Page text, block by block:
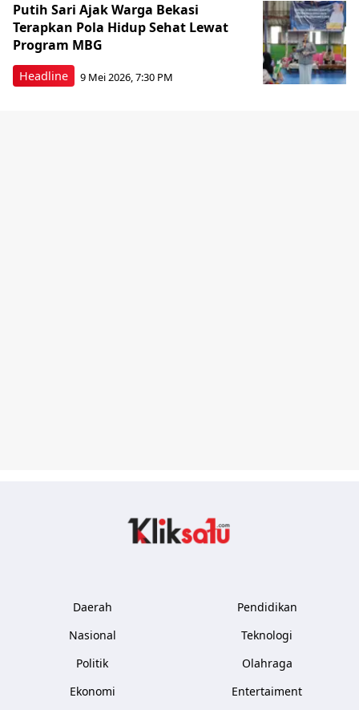
Headline
Putih Sari Ajak Warga Bekasi
Terapkan Pola Hidup Sehat Lewat
Program MBG
9 Mei 2026, 7:30 PM
Daerah
Nasional
Politik
Ekonomi
Pendidikan
Teknologi
Olahraga
Entertaiment